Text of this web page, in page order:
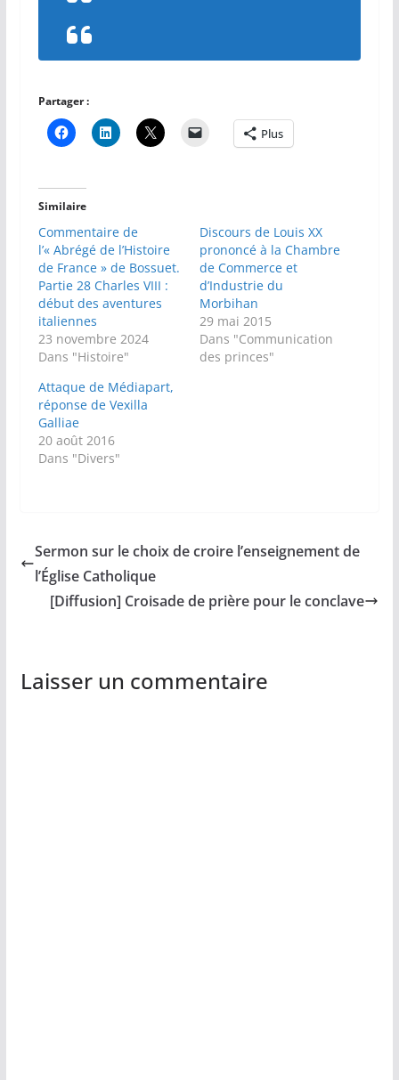
Partager :
Plus
Similaire
Commentaire de
l’« Abrégé de l’Histoire
de France » de Bossuet.
Partie 28 Charles VIII :
début des aventures
italiennes
23 novembre 2024
Dans "Histoire"
Discours de Louis XX
prononcé à la Chambre
de Commerce et
d’Industrie du
Morbihan
29 mai 2015
Dans "Communication
des princes"
Attaque de Médiapart,
réponse de Vexilla
Galliae
20 août 2016
Dans "Divers"
Sermon sur le choix de croire l’enseignement de
l’Église Catholique
[Diffusion] Croisade de prière pour le conclave
Laisser un commentaire